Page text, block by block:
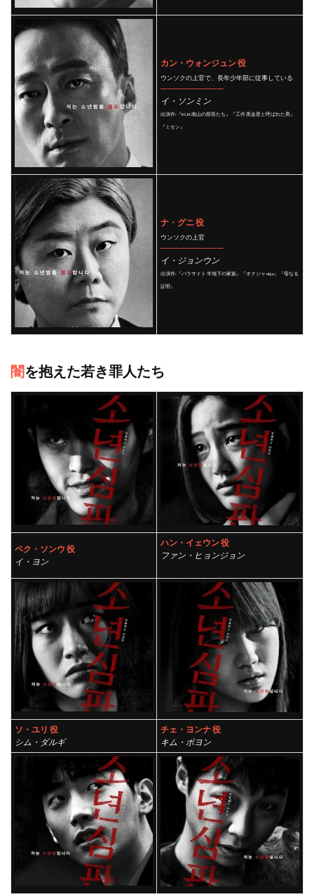
カン・ウォンジュン 役
ウンソクの上官で、長年少年部に従事している
──────────
イ・ソンミン
出演作:『KCIA 南山の部長たち』『工作 黒金星と呼ばれた男』
『ミセン』
ナ・グニ 役
ウンソクの上官
──────────
イ・ジョンウン
出演作:『パラサイト 半地下の家族』『オクジャ okja』『母なる
証明』
闇を抱えた若き罪人たち
ペク・ソンウ 役
イ・ヨン
ハン・イェウン 役
ファン・ヒョンジョン
ソ・ユリ 役
シム・ダルギ
チェ・ヨンナ 役
キム・ボヨン）